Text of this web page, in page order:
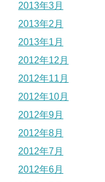
2013年3月
2013年2月
2013年1月
2012年12月
2012年11月
2012年10月
2012年9月
2012年8月
2012年7月
2012年6月